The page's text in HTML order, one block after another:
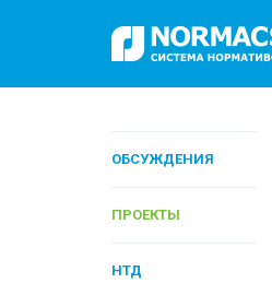
ОБСУЖДЕНИЯ
ПРОЕКТЫ
НТД